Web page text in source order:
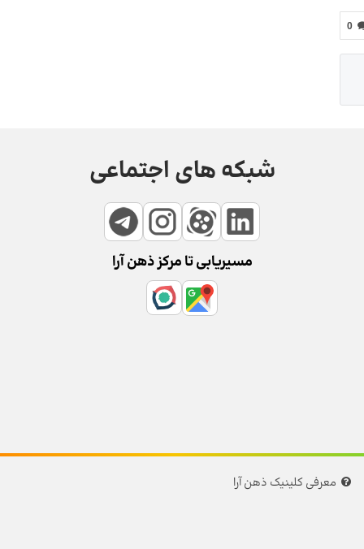
0
شبکه های اجتماعی
مسیریابی تا مرکز ذهن آرا
معرفی کلینیک ذهن آرا